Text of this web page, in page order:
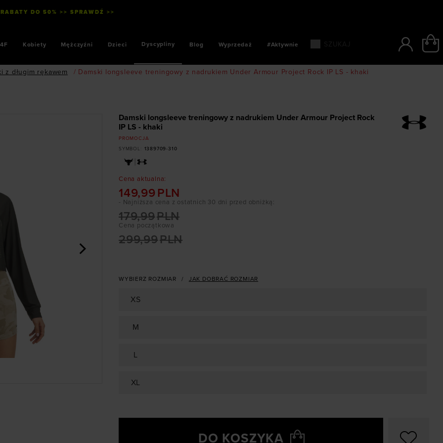
DO 50% >> SPRAWDŹ >>
4F Kobiety Mężczyźni Dzieci Dyscypliny Blog Wyprzedaż #Aktywnie
z długim rękawem / Damski longsleeve treningowy z nadrukiem Under Armour Project Rock IP LS - khaki
Damski longsleeve treningowy z nadrukiem Under Armour Project Rock
IP LS - khaki
PROMOCJA
SYMBOL
1389709-310
Cena aktualna:
149,99 PLN
Cena początkowa
299,99PLN
179,99PLN
- Najniższa cena z ostatnich 30 dni przed obniżką:
WYBIERZ ROZMIAR JAK DOBRAĆ ROZMIAR
XS
M
L
XL
DO KOSZYKA